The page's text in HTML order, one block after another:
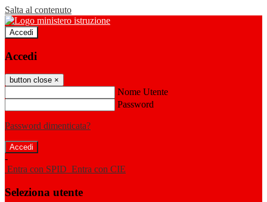
Salta al contenuto
Accedi
Accedi
button close ×
Nome Utente
Password
Password dimenticata?
-
Entra con SPID Entra con CIE
Seleziona utente